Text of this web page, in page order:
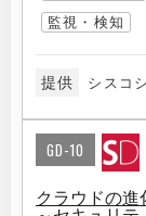
監視・検知
提供 シスコ
GD-10
クラウドの進